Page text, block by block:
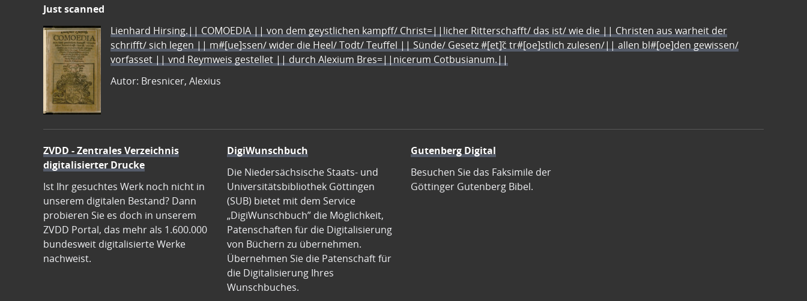
Just scanned
Lienhard Hirsing.|| COMOEDIA || von dem geystlichen kampff/ Christ=||licher Ritterschafft/ das ist/ wie die || Christen aus warheit der
schrifft/ sich legen || m#[ue]ssen/ wider die Heel/ Todt/ Teuffel || Sünde/ Gesetz #[et]c̃ tr#[oe]stlich zulesen/|| allen bl#[oe]den gewissen/
vorfasset || vnd Reymweis gestellet || durch Alexium Bres=||nicerum Cotbusianum.||
Autor: Bresnicer, Alexius
ZVDD - Zentrales Verzeichnis
digitalisierter Drucke
Ist Ihr gesuchtes Werk noch nicht in
unserem digitalen Bestand? Dann
probieren Sie es doch in unserem
ZVDD Portal, das mehr als 1.600.000
bundesweit digitalisierte Werke
nachweist.
DigiWunschbuch
Die Niedersächsische Staats- und
Universitätsbibliothek Göttingen
(SUB) bietet mit dem Service
„DigiWunschbuch” die Möglichkeit,
Patenschaften für die Digitalisierung
von Büchern zu übernehmen.
Übernehmen Sie die Patenschaft für
die Digitalisierung Ihres
Wunschbuches.
Gutenberg Digital
Besuchen Sie das Faksimile der
Göttinger Gutenberg Bibel.